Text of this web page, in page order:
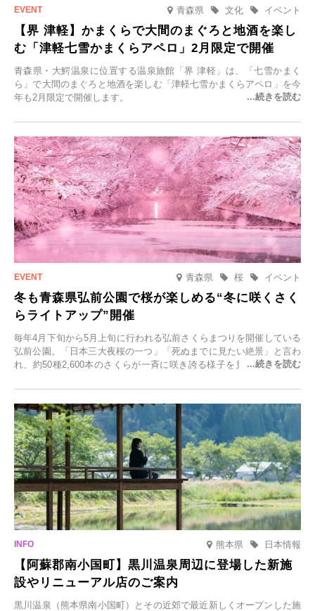
青森県 イベント
文化
【界 津軽】かまくらで大間のまぐろと地酒を楽し
む「津軽七雪かまくらアペロ」2月限定で開催
青森県・大鰐温泉に位置する温泉旅館「界 津軽」は、「七雪かまく
ら」で大間のまぐろと地酒を楽しむ「津軽七雪かまくらアペロ」を今
年も2月限定で開催します。
青森県 イベント
桜
冬も青森県弘前公園で桜が楽しめる“冬に咲くさく
らライトアップ”開催
毎年4月下旬から5月上旬に行われる弘前さくらまつりを開催している
弘前公園。「日本三大夜桜の一つ」「死ぬまでに見たい絶景」と言わ
れ、約50種2,600本のさくらが一斉に咲き誇る様子を見に、世界中か
日(月)～2026年2月28日(土)の期間、「冬に咲くさくらライトアップ」
を開催します。
熊本県 日本情報
【阿蘇郡南小国町】黒川温泉周辺に登場した新施
設やリニューアル店のご案内
黒川温泉（熊本県南小国町）とその近郊で最近新しくオープンした施